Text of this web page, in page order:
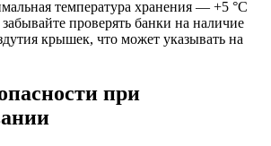
температура хранения — +5 °C
проверять банки на наличие
крышек, что может указывать на
при